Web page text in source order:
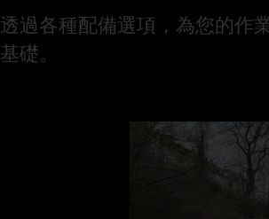
透過各種配備選項，為您的作
基礎。